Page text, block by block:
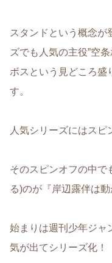
スタンドという概念が
ズでも人気の主役”空
ボスという見どころ盛
す。
人気シリーズにはスピ
そのスピンオフの中で
る)のが『岸辺露伴は
始まりは週刊少年ジャ
気が出てシリーズ化！